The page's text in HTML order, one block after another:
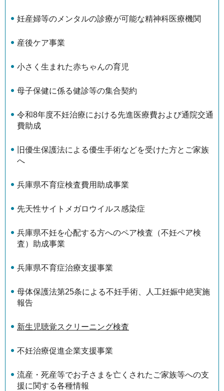
妊産婦等のメンタルの診療が可能な精神科医療機関
産後ケア事業
小さく生まれた赤ちゃんの育児
母子保健に係る健診等の集合契約
令和8年度不妊治療における先進医療費および通院交通
費助成
旧優生保護法による優生手術などを受けた方とご家族
へ
兵庫県不育症検査費用助成事業
先天性サイトメガロウイルス感染症
兵庫県不妊を心配する方へのペア検査（不妊ペア検
査）助成事業
兵庫県不育症治療支援事業
母体保護法第25条による不妊手術、人工妊娠中絶実施
報告
新生児聴覚スクリーニング検査
不妊治療促進企業支援事業
流産・死産等でお子さまを亡くされたご家族等への支
援に関する各種情報